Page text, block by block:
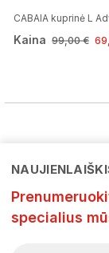
CABAIA kuprinė L
Kaina 99,00 €
specialius